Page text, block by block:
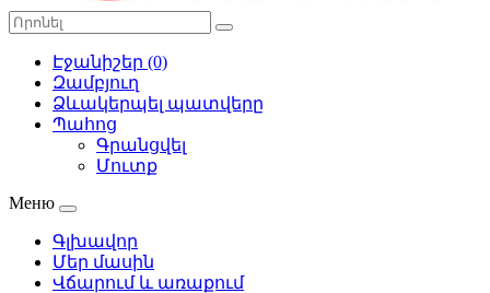
Էջանիշեր (0)
Զամբյուղ
Ձևակերպել պատվերը
Պահոց
Գրանցվել
Մուտք
Меню
Գլխավոր
Մեր մասին
Վճարում և առաքում